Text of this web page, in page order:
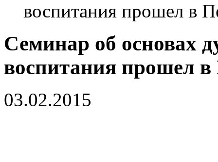
воспитания прошел в
Семинар об основах
воспитания прошел в
03.02.2015